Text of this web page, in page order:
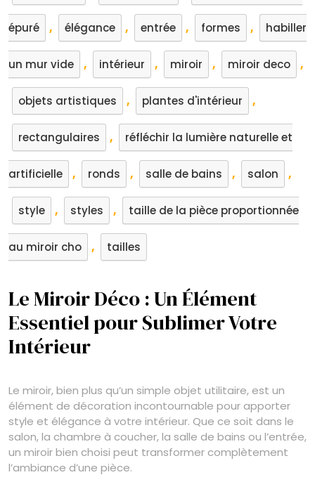
épuré , élégance , entrée , formes , habiller
un mur vide , intérieur , miroir , miroir deco ,
objets artistiques , plantes d'intérieur ,
rectangulaires , réfléchir la lumière naturelle et
artificielle , ronds , salle de bains , salon ,
style , styles , taille de la pièce proportionnée
au miroir cho , tailles
Le Miroir Déco : Un Élément
Essentiel pour Sublimer Votre
Intérieur
Le miroir, bien plus qu’un simple objet utilitaire, est un
élément de décoration incontournable pour apporter
style et élégance à votre intérieur. Que ce soit dans le
salon, la chambre à coucher, la salle de bains ou l’entrée,
un miroir bien choisi peut transformer complètement
l’ambiance d’une pièce.